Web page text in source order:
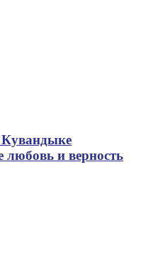
любовь и верность